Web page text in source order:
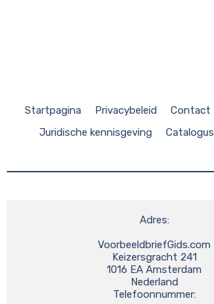
Startpagina Privacybeleid Contact
Juridische kennisgeving
Catalogus
Adres:
VoorbeeldbriefGids.com
Keizersgracht 241
1016 EA Amsterdam
Nederland
Telefoonnummer: